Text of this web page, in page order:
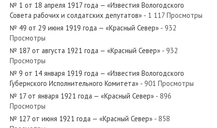
№ 239 от октября 1976 года — «Красный Север»
№ 30 от февраля 1953 года — «Красный Север»
№ 22 от января 1940 года — «Красный Север»
№ 1 от 18 апреля 1917 года — «Известия Вологодского
Совета рабочих и солдатских депутатов» - 1 117 Просмотры
№ 49 от 29 июня 1919 года — «Красный Север» - 932
Просмотры
№ 187 от августа 1921 года — «Красный Север» - 932
Просмотры
№ 9 от 14 января 1919 года — «Известия Вологодского
Губернского Исполнительного Комитета» - 901 Просмотры
№ 17 от января 1921 года — «Красный Север» - 896
Просмотры
№ 127 от июня 1921 года — «Красный Север» - 858